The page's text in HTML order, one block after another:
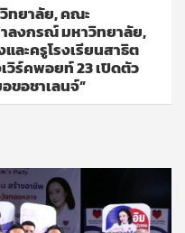
ยาลัย, คณะ
งกรณ์ มหาวิทยาลัย,
ละครูโรงเรียนสาธิต
วิร์คพอยท์ 23 เปิดตัว
ขอชาเลนจ์”